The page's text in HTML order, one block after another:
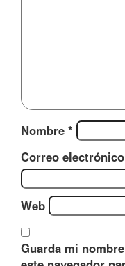
Nombre *
Correo electrónico
Web
Guarda mi